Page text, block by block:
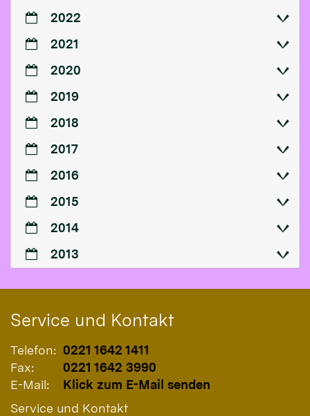
2022
2021
2020
2019
2018
2017
2016
2015
2014
2013
Service und Kontakt
Telefon: 0221 1642 1411
Fax:
0221 1642 3990
E-Mail:
Klick zum E-Mail senden
Service und Kontakt